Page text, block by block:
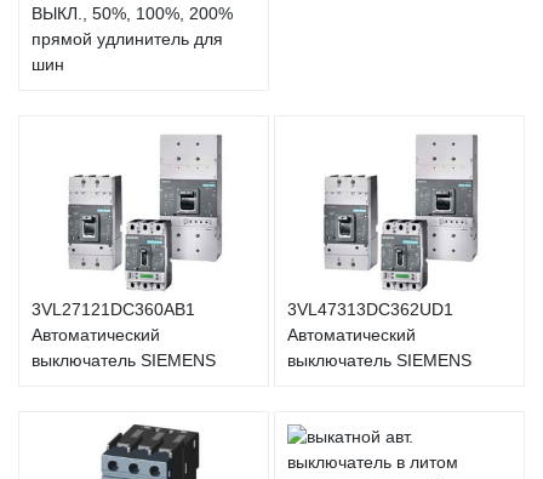
ВЫКЛ., 50%, 100%, 200%
прямой удлинитель для
шин
3VL27121DC360AB1
Автоматический
выключатель SIEMENS
3VL47313DC362UD1
Автоматический
выключатель SIEMENS